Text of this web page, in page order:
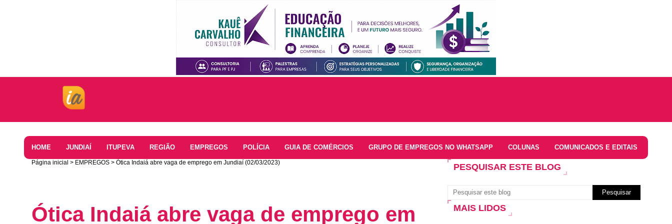
HOME JUNDIAÍ ITUPEVA REGIÃO EMPREGOS POLÍCIA GUIA DE COMÉRCIOS GRUPO DE EMPREGOS NO WHATSAPP COLUNAS COMUNICADOS E EDITAIS
Página inicial EMPREGOS Ótica Indaiá abre vaga de emprego em Jundiaí (02/03/2023)
Ótica Indaiá abre vaga de emprego em
PESQUISAR ESTE BLOG
MAIS LIDOS